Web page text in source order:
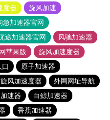
度器
旋风加速
急加速器官网
途加速器官网
风驰加速器
苹果版
旋风加速度器
原子加速器
旋风加速度器
外网网址导航
速器
白鲸加速器
香蕉加速器